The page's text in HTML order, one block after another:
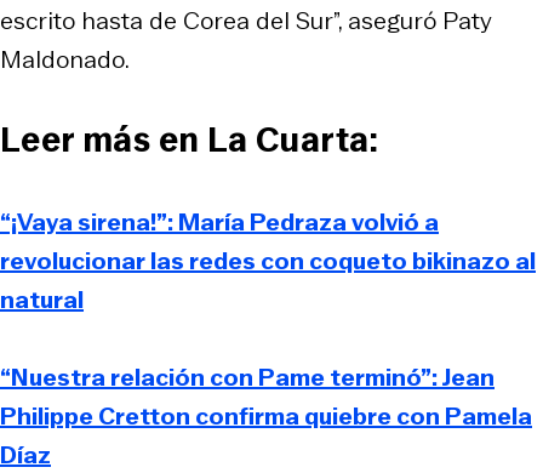
escrito hasta de Corea del Sur”, aseguró Paty
Maldonado.
Leer más en La Cuarta:
“¡Vaya sirena!”: María Pedraza volvió a
revolucionar las redes con coqueto bikinazo al
natural
“Nuestra relación con Pame terminó”: Jean
Philippe Cretton confirma quiebre con Pamela
Díaz